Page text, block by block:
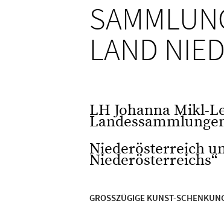
LAND
LH Johanna Mikl-
Niederösterreich
Niederösterreichs“
GROSSZÜGIGE KUNST-